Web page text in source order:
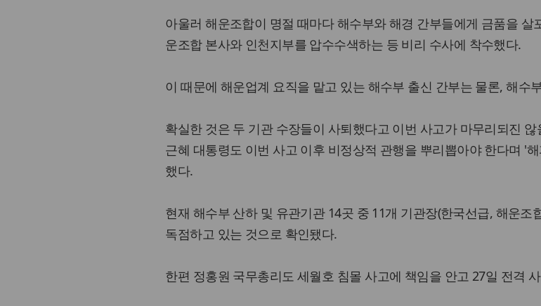
아울러 해운조합이 명절 때마다 해수부와 해경 간부들에게 금품을 살
운조합 본사와 인천지부를 압수수색하는 등 비리 수사에 착수했다.
이 때문에 해운업계 요직을 맡고 있는 해수부 출신 간부는 물론, 해수
확실한 것은 두 기관 수장들이 사퇴했다고 이번 사고가 마무리되진
근혜 대통령도 이번 사고 이후 비정상적 관행을 뿌리뽑아야 한다며 '
했다.
현재 해수부 산하 및 유관기관 14곳 중 11개 기관장(한국선급, 해운조
독점하고 있는 것으로 확인됐다.
한편 정홍원 국무총리도 세월호 침몰 사고에 책임을 안고 27일 전격